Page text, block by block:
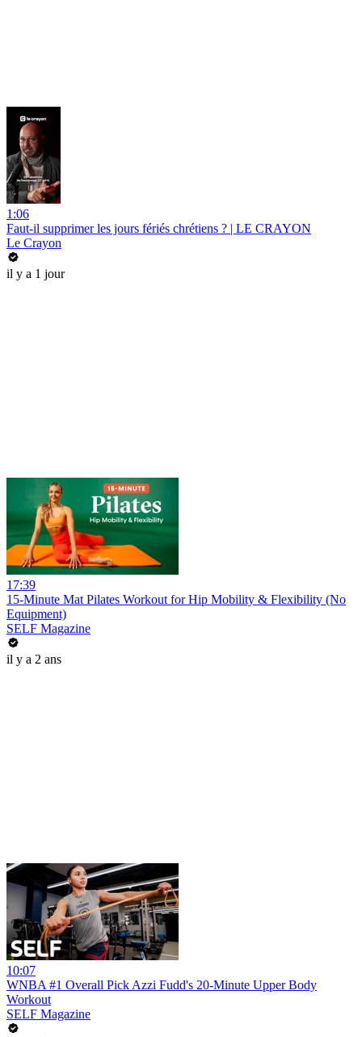
1:06
Faut-il supprimer les jours fériés chrétiens ? | LE CRAYON
Le Crayon
il y a 1 jour
17:39
15-Minute Mat Pilates Workout for Hip Mobility & Flexibility (No
Equipment)
SELF Magazine
il y a 2 ans
10:07
WNBA #1 Overall Pick Azzi Fudd's 20-Minute Upper Body
Workout
SELF Magazine